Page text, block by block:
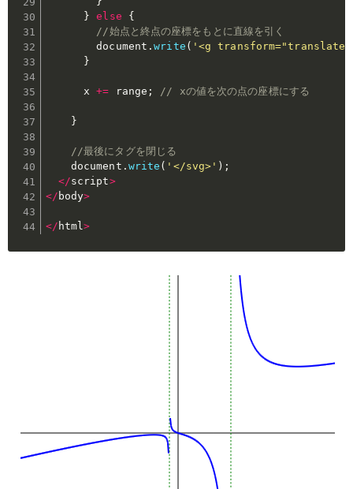
}
else
{
//始点と終点の座標をもとに直線を引く
        document
.write ( '<g
}
      x
+= range ; // xの値を次の点の座標にする
}
//最後にタグを閉じる
    document
. write ( '</svg>' ) ;
</script>
</ body>
</ html>